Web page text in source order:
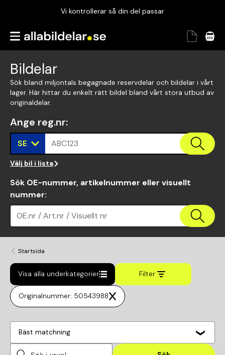
Vi kontrollerar så din del passar
Garanterad passform
Bildelar
Sök bland miljontals begagnade reservdelar och bildelar i vårt
lager. Här hittar du enkelt rätt bildel bland vårt stora utbud av
originaldelar.
Ange reg.nr:
SE ABC123
Välj bil i lista
Sök OE-nummer, artikelnummer eller visuellt
nummer:
OE.nr / Art.nr / Visuellt nr
Startsida
Visa alla underkategorier Filter
Originalnummer: 50543988
Bäst matchning